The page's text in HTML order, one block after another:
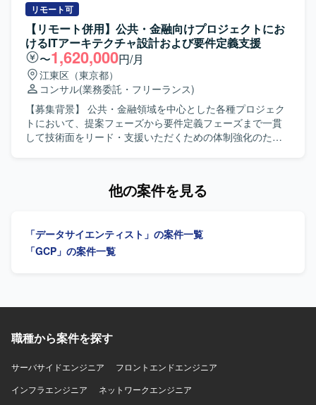
を活用しながら、長期的にヒットタイトルの創出に貢献で
きる環境です。チームの枠を越えて意見交換が活発で、大
きな裁量を持って挑戦できるカルチャーの中で、事業成長
と個人の成長の両方を実現していただけます。 【開発環
境】 ゲーム開発に必要な機材や技術投資が積極的に行われ
ており、希望に応じて最適な開発環境が整備されます。社
員食堂やカフェ、リラクゼーションスペースなどを備えた
オフィスで、快適な業務環境が用意されています。また、
プロジェクトのマイルストンに応じた有給奨励日や社員旅
行など、リフレッシュを兼ねた取り組みも実施されていま
ンを取りながら、要望を整理し開発側へ適切に落とし込め
る方を想定しています。 【ポジションの魅力】 大手企業の
基幹システムにおける新機能開発プロジェクトに上流工程
から関わることができ、ビジネス部門と開発側の双方に近
い立場で価値提供できるポジションです。 要件定義や設
計、各種レビューを通じて、システム全体の構造理解や業
務知見を深めることができます。 リーダー枠として参画い
ただく場合は、要件定義や仕様調整をリードしながら、開
発メンバーとの技術的な対話を通じてプロジェクトを推進
する経験を積むことができます。 【開発環境】 基幹システ
した形での検討・レビューを行っていただきます。
とのミーティングに参加し、業務要件やシステム要件の整
理・文書化を行っていただきます。 既存メンバーと連携し
ながら、決済機能に関わる業務フローや画面・機能の要件
を整理し、合意形成を図りながらドキュメントへ落とし込
んでいただきます。 【求める人物像】 モバイルアプリおよ
び決済機能に関する知見を持ち、自ら主体的に情報を収集
しながら要件を整理できる方を求めております。 顧客との
コミュニケーションを通じて課題やニーズを的確に把握
し、分かりやすいドキュメントとしてまとめられる方が望
ましいです。 チームメンバーと協調しながらプロジェクト
既にプロジェクトに参画しているリーダーからのフォロー
決済機能開発プロジェクトにおいて、要件定義書などのド
キュメントベースで要件を整理する環境となっておりま
リモート可
【リモート併用】公共・金融向けプロジェクトにお
けるITアーキテクチャ設計および要件定義支援
〜1,620,000円/月
江東区（東京都）
コンサル(業務委託・フリーランス)
【募集背景】 公共・金融領域を中心とした各種プロジェク
トにおいて、提案フェーズから要件定義フェーズまで一貫
して技術面をリード・支援いただくための体制強化のため
フェーズを支援いただきます。 提案担当と連携し、技術領
は、要件定義フェーズにおいて、技術的な整合性とビジネ
ス要件を両立させながら、顧客や関係チームとの技術的な
として、提案フェーズにおけるグランドデザイン策定、シ
ける技術構成案の作成、受注後の要件定義フェーズのリー
ドまたは支援、顧客または関係チームとの技術的な合意形
成を担当いただきます。 【求める人物像】 システム全体の
最適化や顧客ビジネスへの貢献を意識しながら、実案件で
の要件定義やアーキテクチャ設計を主体的にリードまたは
他の案件を見る
「データサイエンティスト」の案件一覧
「GCP」の案件一覧
職種から案件を探す
サーバサイドエンジニア
フロントエンドエンジニア
インフラエンジニア
ネットワークエンジニア